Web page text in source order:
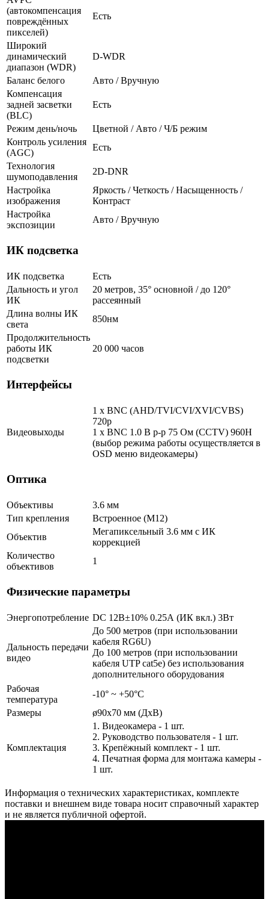
(автокомпенсация
повреждённых
пикселей)
Есть
Широкий
динамический
диапазон (WDR)
D-WDR
Баланс белого
Авто / Вручную
Компенсация
задней засветки
(BLC)
Есть
Режим день/ночь
Цветной / Авто / Ч/Б режим
Контроль усиления
(AGC)
Есть
Технология
шумоподавления
2D-DNR
Настройка
изображения
Яркость / Четкость / Насыщенность /
Контраст
Настройка
экспозиции
Авто / Вручную
ИК подсветка
ИК подсветка
Есть
Дальность и угол
ИК
20 метров, 35° основной / до 120°
рассеянный
Длина волны ИК
света
850нм
Продолжительность
работы ИК
подсветки
20 000 часов
Интерфейсы
Видеовыходы
1 x BNC (AHD/TVI/CVI/XVI/CVBS)
720p
1 x BNC 1.0 В р-р 75 Ом (CCTV) 960Н
(выбор режима работы осуществляется в
OSD меню видеокамеры)
Оптика
Объективы
3.6 мм
Тип крепления
Встроенное (М12)
Объектив
Мегапиксельный 3.6 мм c ИК
коррекцией
Количество
объективов
1
Физические параметры
Энергопотребление DC 12В±10% 0.25А (ИК вкл.) 3Вт
Дальность передачи
видео
До 500 метров (при использовании
кабеля RG6U)
До 100 метров (при использовании
кабеля UTP cat5e) без использования
дополнительного оборудования
Рабочая
температура
-10° ~ +50°С
Размеры
ø90х70 мм (ДхВ)
Комплектация
1. Видеокамера - 1 шт.
2. Руководство пользователя - 1 шт.
3. Крепёжный комплект - 1 шт.
4. Печатная форма для монтажа камеры -
1 шт.
Информация о технических характеристиках, комплекте
поставки и внешнем виде товара носит справочный характер
и не является публичной офертой.